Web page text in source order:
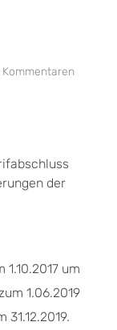
Kommentaren
der
um
1.06.2019